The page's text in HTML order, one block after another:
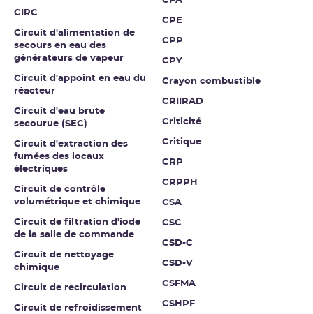
CIRC
Circuit d'alimentation de
secours en eau des
générateurs de vapeur
Circuit d'appoint en eau du
réacteur
Circuit d'eau brute
secourue (SEC)
Circuit d'extraction des
fumées des locaux
électriques
Circuit de contrôle
volumétrique et chimique
Circuit de filtration d'iode
de la salle de commande
Circuit de nettoyage
chimique
Circuit de recirculation
Circuit de refroidissement
CPE
CPP
CPY
Crayon combustible
CRIIRAD
Criticité
Critique
CRP
CRPPH
CSA
CSC
CSD-C
CSD-V
CSFMA
CSHPF